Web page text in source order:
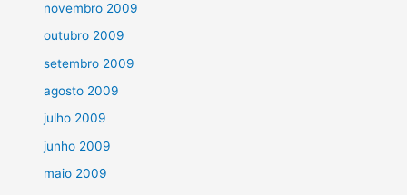
novembro 2009
outubro 2009
setembro 2009
agosto 2009
julho 2009
junho 2009
maio 2009